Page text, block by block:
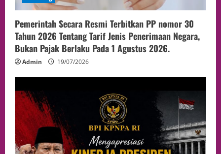
Pemerintah Secara Resmi Terbitkan PP nomor 30
Tahun 2026 Tentang Tarif Jenis Penerimaan Negara,
Bukan Pajak Berlaku Pada 1 Agustus 2026.
Admin 19/07/2026